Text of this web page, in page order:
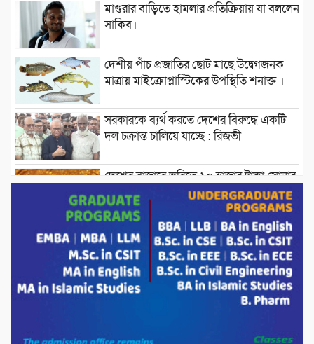
মাগুরার বাড়িতে হামলার প্রতিক্রিয়ায় যা বললেন
সাকিব।
দেশীয় পাঁচ প্রজাতির ছোট মাছে উদ্বেগজনক
মাত্রায় মাইক্রোপ্লাস্টিকের উপস্থিতি শনাক্ত ।
সরকারকে ব্যর্থ করতে দেশের বিরুদ্ধে একটি
দল চক্রান্ত চালিয়ে যাচ্ছে : রিজভী
দেশের বাজারে ভরিতে ১০ হাজার টাকা সোনার
দাম বাড়ানোর ঘোষণা।
ভারপ্রাপ্ত রাষ্ট্রপতি হাফিজ উদ্দিন আহমদের
সাথে এইচটি বাংলা অনলাইন পোর্টাল ও আইপি
টিভির সম্পাদক মোঃ ইসমাইল হোসেনের
সৌজন্য সাক্ষাৎ।
পাটগ্রামে জুলাই অভ্যুত্থান দিবস উপলক্ষে